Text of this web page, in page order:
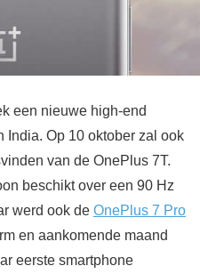
een nieuwe high-end
India. Op 10 oktober zal ook
van de OnePlus 7T.
beschikt over een 90 Hz
werd ook de OnePlus 7 Pro
en aankomende maand
eerste smartphone